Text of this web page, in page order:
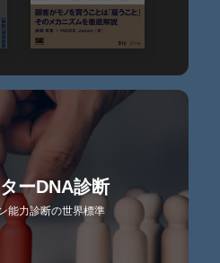
ーDNA診断
能力診断の世界標準